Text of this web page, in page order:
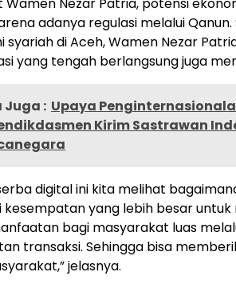
Wamen Nezar Patria, potensi
adanya regulasi melalui
syariah di Aceh, Wamen Nezar
yang tengah berlangsung juga
Juga : Upaya
Kirim Sastrawan
digital ini kita melihat
kesempatan yang lebih besar
bagi masyarakat luas
transaksi. Sehingga bisa
jelasnya.